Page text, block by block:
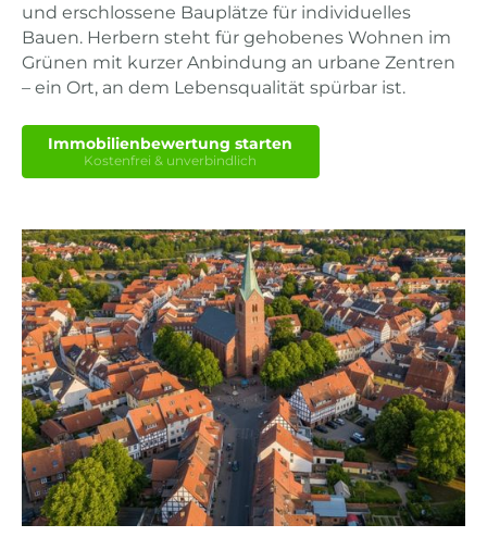
und erschlossene Bauplätze für individuelles
Bauen. Herbern steht für gehobenes Wohnen im
Grünen mit kurzer Anbindung an urbane Zentren
– ein Ort, an dem Lebensqualität spürbar ist.
Immobilienbewertung starten
Kostenfrei & unverbindlich